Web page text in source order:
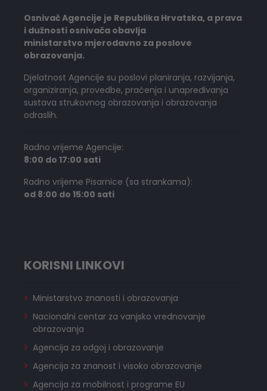
Osnivač Agencije je Republika Hrvatska, a prava
i dužnosti osnivača obavlja
ministarstvo mjerodavno za poslove
obrazovanja.
Djelatnost Agencije su poslovi planiranja, razvijanja,
organiziranja, provedbe, praćenja i unapređivanja
sustava strukovnog obrazovanja i obrazovanja
odraslih.
Radno vrijeme Agencije:
8:00 do 17:00 sati
Radno vrijeme Pisarnice (sa strankama):
od 8:00 do 15:00 sati
KORISNI LINKOVI
Ministarstvo znanosti i obrazovanja
Nacionalni centar za vanjsko vrednovanje
obrazovanja
Agencija za odgoj i obrazovanje
Agencija za znanost i visoko obrazovanje
Agencija za mobilnost i programe EU